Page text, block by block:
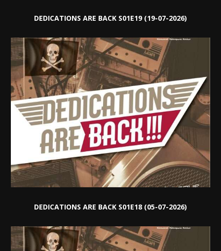
DEDICATIONS ARE BACK S01E19 (19-07-2026)
DEDICATIONS ARE BACK S01E18 (05-07-2026)